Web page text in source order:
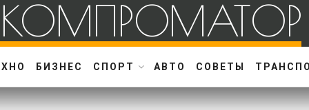
КОМПРОМАТОР
БИЗНЕС СПОРТ АВТО СОВЕТЫ